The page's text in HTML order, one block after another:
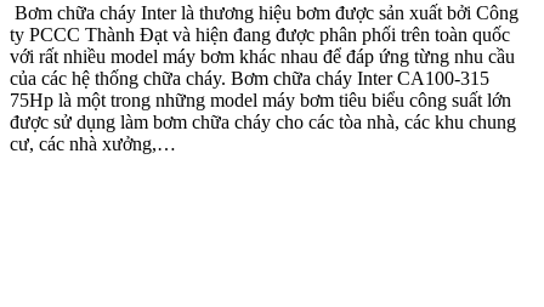
Bơm chữa cháy Inter là thương hiệu bơm được sản xuất bởi Công
ty PCCC Thành Đạt và hiện đang được phân phối trên toàn quốc
với rất nhiều model máy bơm khác nhau để đáp ứng từng nhu cầu
của các hệ thống chữa cháy. Bơm chữa cháy Inter CA100-315
75Hp là một trong những model máy bơm tiêu biểu công suất lớn
được sử dụng làm bơm chữa cháy cho các tòa nhà, các khu chung
cư, các nhà xưởng,…